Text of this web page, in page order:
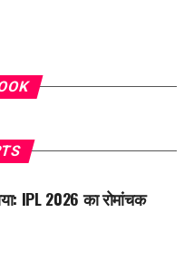
IPL 2026 का रोमांचक